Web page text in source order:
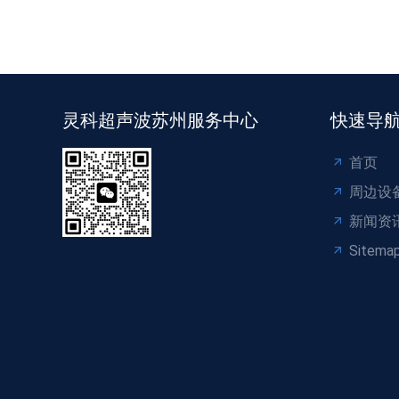
灵科超声波苏州服务中心 快速导
首页
周边设
新闻资